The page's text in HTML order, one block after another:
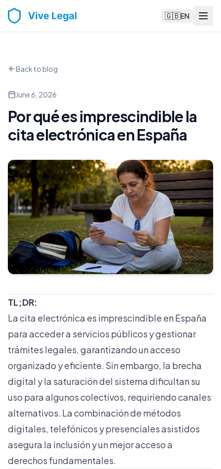
🇬🇧EN
Back to blog
June 6, 2026
Por qué es imprescindible la
cita electrónica en España
TL;DR:
La cita electrónica es imprescindible en España
para acceder a servicios públicos y gestionar
trámites legales, garantizando un acceso
organizado y eficiente. Sin embargo, la brecha
digital y la saturación del sistema dificultan su
uso para algunos colectivos, requiriendo canales
alternativos. La combinación de métodos
digitales, telefónicos y presenciales asistidos
asegura la inclusión y un mejor acceso a
derechos fundamentales.